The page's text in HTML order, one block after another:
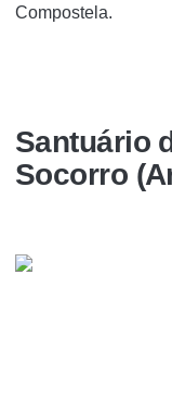
Compostela.
Santuário
Socorro